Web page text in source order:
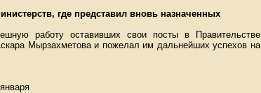
где представил вновь назначенных
работу оставивших свои посты в Правительстве
Мырзахметова и пожелал им дальнейших успехов на